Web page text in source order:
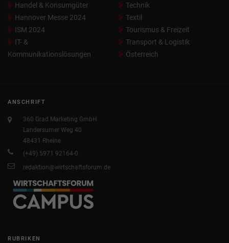
Handel & Konsumgüter
Hannover Messe 2024
ISM 2024
IT- &
Kommunikationslösungen
Technik
Textil
Tourismus & Freizeit
Transport & Logistik
Österreich
ANSCHRIFT
360 Grad Marketing GmbH
Landersumer Weg 40
48431 Rheine
(+49) 5971 92164-0
redaktion@wirtschaftsforum.de
RUBRIKEN